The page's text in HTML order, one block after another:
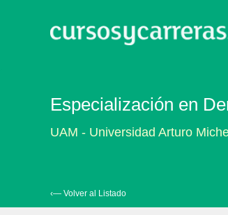
Especialización en
UAM - Universidad Arturo
‹— Volver al Listado